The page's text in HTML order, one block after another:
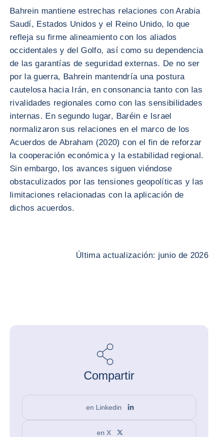
Bahrein mantiene estrechas relaciones con Arabia
Saudí, Estados Unidos y el Reino Unido, lo que
refleja su firme alineamiento con los aliados
occidentales y del Golfo, así como su dependencia
de las garantías de seguridad externas. De no ser
por la guerra, Bahrein mantendría una postura
cautelosa hacia Irán, en consonancia tanto con las
rivalidades regionales como con las sensibilidades
internas. En segundo lugar, Baréin e Israel
normalizaron sus relaciones en el marco de los
Acuerdos de Abraham (2020) con el fin de reforzar
la cooperación económica y la estabilidad regional.
Sin embargo, los avances siguen viéndose
obstaculizados por las tensiones geopolíticas y las
limitaciones relacionadas con la aplicación de
dichos acuerdos.
Última actualización: junio de 2026
Compartir
en Linkedin
en X